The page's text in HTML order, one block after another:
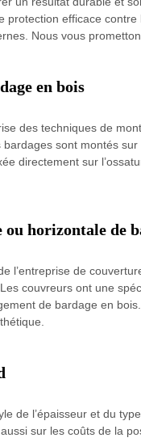
efficace
Nous vous
en bois
des techniques de
sont montés
directement sur
horizontale de
de
couvreurs ont une
de bardage en
de l’épaisseur et du
sur les coûts de la